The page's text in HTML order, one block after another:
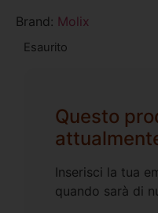
Brand: Molix
Esaurito
Questo
Inserisci la tua
quando sarà di